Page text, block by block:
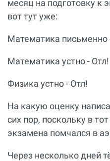
месяц на подготовку к
вот тут уже:
Математика письменно
Математика устно - Отл!
Физика устно - Отл!
На какую оценку
сих пор, поскольку в
экзамена помчался в
Через несколько дней